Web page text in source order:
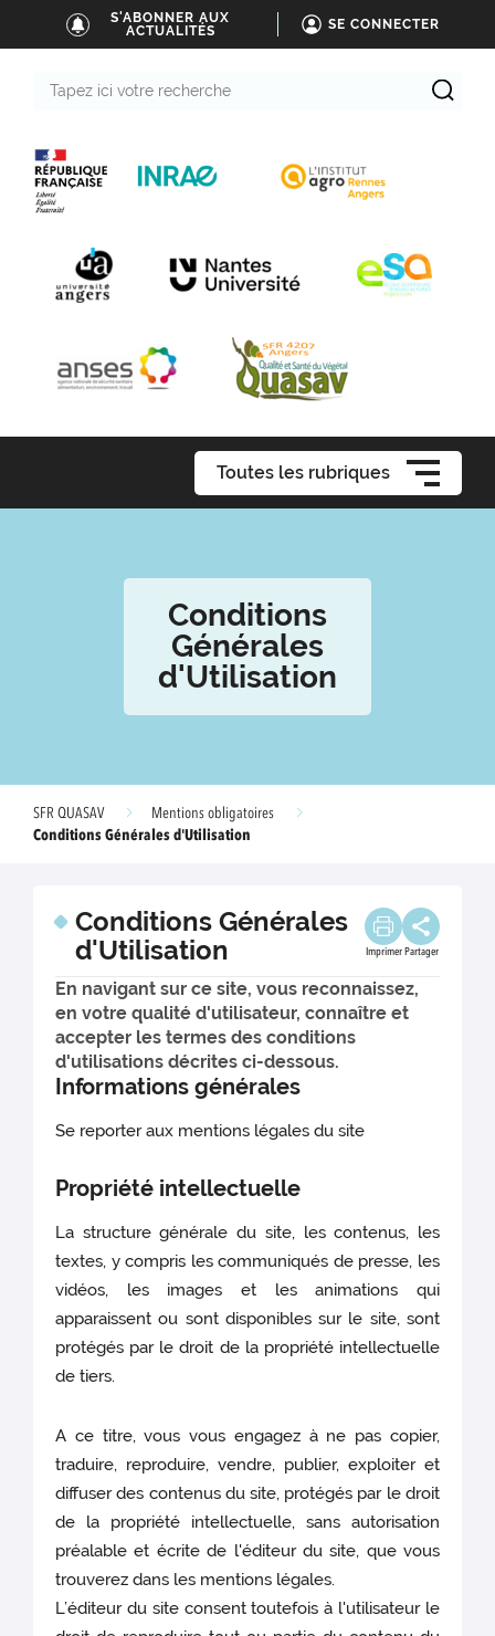
S'ABONNER AUX
ACTUALITÉS
SE CONNECTER
Toutes les rubriques
Conditions
Générales
d'Utilisation
SFR QUASAV
Mentions obligatoires
Conditions Générales d'Utilisation
Conditions Générales
d'Utilisation
Imprimer Partager
En navigant sur ce site, vous reconnaissez,
en votre qualité d'utilisateur, connaître et
accepter les termes des conditions
d'utilisations décrites ci-dessous.
Informations générales
Se reporter aux mentions légales du site
Propriété intellectuelle
La structure générale du site, les contenus, les
textes, y compris les communiqués de presse, les
vidéos, les images et les animations qui
apparaissent ou sont disponibles sur le site, sont
protégés par le droit de la propriété intellectuelle
de tiers.
A ce titre, vous vous engagez à ne pas copier,
traduire, reproduire, vendre, publier, exploiter et
diffuser des contenus du site, protégés par le droit
de la propriété intellectuelle, sans autorisation
préalable et écrite de l'éditeur du site, que vous
trouverez dans les mentions légales.
L’éditeur du site consent toutefois à l'utilisateur le